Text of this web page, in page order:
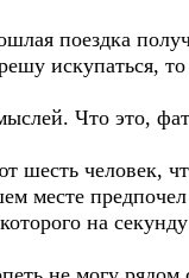
поездка
искупаться,
Что это,
человек,
месте
на